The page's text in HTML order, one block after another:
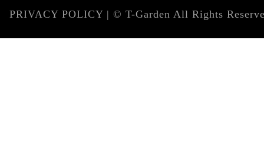
PRIVACY POLICY | © T-Garden All Rights